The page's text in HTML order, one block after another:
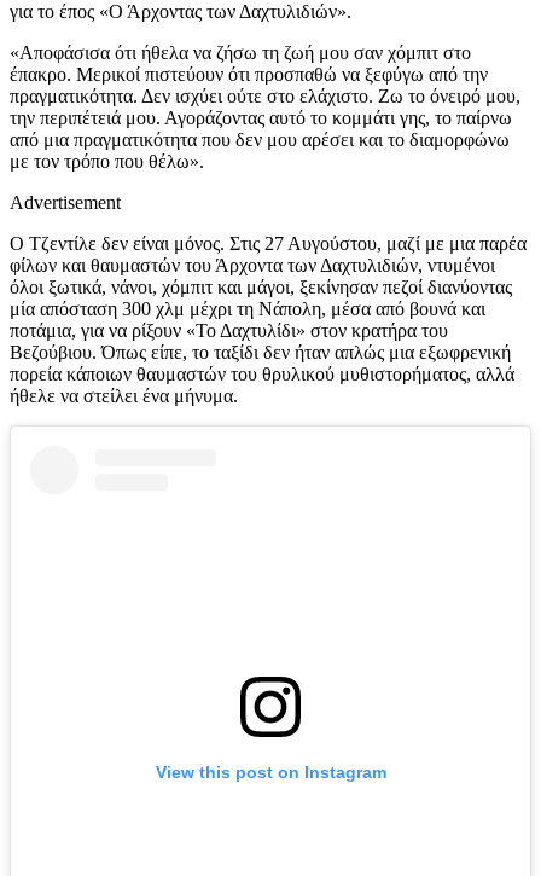
για το έπος «Ο Άρχοντας των Δαχτυλιδιών».
«Αποφάσισα ότι ήθελα να ζήσω τη ζωή μου σαν χόμπιτ στο
έπακρο. Μερικοί πιστεύουν ότι προσπαθώ να ξεφύγω από την
πραγματικότητα. Δεν ισχύει ούτε στο ελάχιστο. Ζω το όνειρό μου,
την περιπέτειά μου. Αγοράζοντας αυτό το κομμάτι γης, το παίρνω
από μια πραγματικότητα που δεν μου αρέσει και το διαμορφώνω
με τον τρόπο που θέλω».
Advertisement
Ο Τζεντίλε δεν είναι μόνος. Στις 27 Αυγούστου, μαζί με μια παρέα
φίλων και θαυμαστών του Άρχοντα των Δαχτυλιδιών, ντυμένοι
όλοι ξωτικά, νάνοι, χόμπιτ και μάγοι, ξεκίνησαν πεζοί διανύοντας
μία απόσταση 300 χλμ μέχρι τη Νάπολη, μέσα από βουνά και
ποτάμια, για να ρίξουν «Το Δαχτυλίδι» στον κρατήρα του
Βεζούβιου. Όπως είπε, το ταξίδι δεν ήταν απλώς μια εξωφρενική
πορεία κάποιων θαυμαστών του θρυλικού μυθιστορήματος, αλλά
ήθελε να στείλει ένα μήνυμα.
View this post on Instagram